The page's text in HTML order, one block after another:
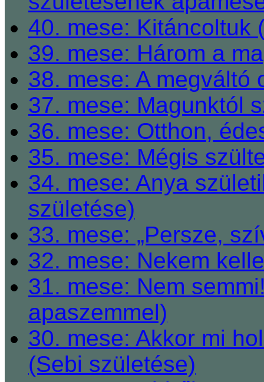
40. mese: Kitáncoltuk
39. mese: Három a
38. mese: A megváltó
37. mese: Magunktól
36. mese: Otthon,
35. mese: Mégis
34. mese: Anya
születése)
33. mese: „Persze,
32. mese: Nekem
31. mese: Nem
apaszemmel)
30. mese: Akkor mi
(Sebi születése)